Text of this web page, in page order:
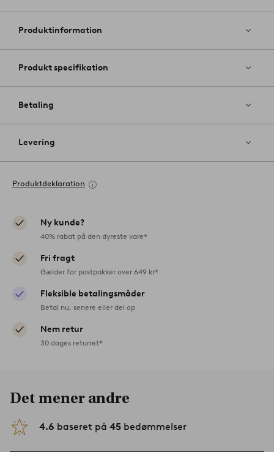
til
favoritter
Produktinformation
Produkt specifikation
Betaling
Levering
Produktdeklaration
Ny kunde?
40% rabat på den dyreste vare*
Fri fragt
Gælder for postpakker over 649 kr*
Fleksible betalingsmåder
Betal nu, senere eller del op
Nem retur
30 dages returret*
Det mener andre
4.6 baseret på 45 bedømmelser